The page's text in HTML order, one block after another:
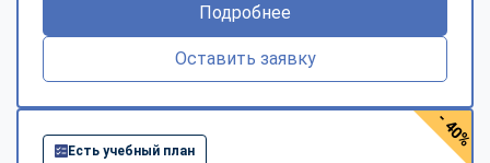
Подробнее
Оставить заявку
Есть учебный план
- 40%